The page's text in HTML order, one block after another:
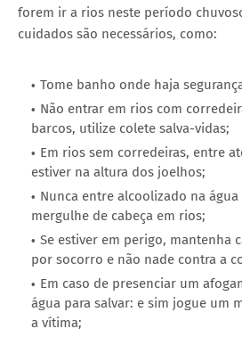
forem ir a rios neste período
cuidados são necessários, como:
Tome banho onde haja
Não entrar em rios com
barcos, utilize colete salva-vidas;
Em rios sem corredeiras, entre
estiver na altura dos joelhos;
Nunca entre alcoolizado na
mergulhe de cabeça em rios;
Se estiver em perigo, mantenha
por socorro e não nade contra a
Em caso de presenciar um
água para salvar: e sim jogue um
a vítima;